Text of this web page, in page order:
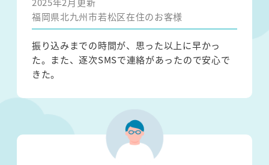
福岡県北九州市若松区在住のお客様
振り込みまでの時間が、思った以上に早かっ
た。また、逐次SMSで連絡があったので安心で
きた。